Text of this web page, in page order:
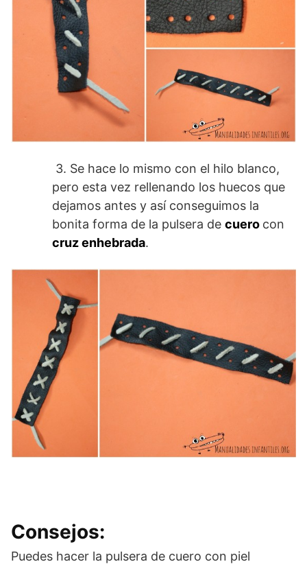
3. Se hace lo mismo con el hilo blanco,
pero esta vez rellenando los huecos que
dejamos antes y así conseguimos la
bonita forma de la pulsera de cuero con
cruz enhebrada.
Consejos:
Puedes hacer la pulsera de cuero con piel